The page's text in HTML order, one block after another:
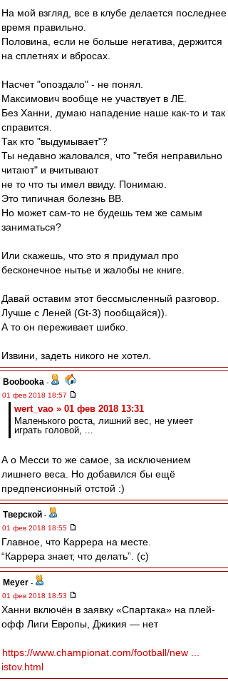
На мой взгляд, все в клубе делается последнее
время правильно.
Половина, если не больше негатива, держится
на сплетнях и вбросах.
Насчет "опоздало" - не понял.
Максимович вообще не участвует в ЛЕ.
Без Ханни, думаю нападение наше как-то и так
справится.
Так кто "выдумывает"?
Ты недавно жаловался, что "тебя неправильно
читают" и вчитывают
не то что ты имел ввиду. Понимаю.
Это типичная болезнь ВВ.
Но может сам-то не будешь тем же самым
заниматься?
Или скажешь, что это я придумал про
бесконечное нытье и жалобы не книге.
Давай оставим этот бессмысленный разговор.
Лучше с Леней (Gt-3) пообщайся)).
А то он переживает шибко.
Извини, задеть никого не хотел.
Boobooka -
01 фев 2018 18:57
wert_vao » 01 фев 2018 13:31
Маленького роста, лишний вес, не умеет
играть головой, ...
А о Месси то же самое, за исключением
лишнего веса. Но добавился бы ещё
предпенсионный отстой :)
Тверской -
01 фев 2018 18:55
Главное, что Каррера на месте.
“Каррера знает, что делать”. (с)
Meyer -
01 фев 2018 18:53
Ханни включён в заявку «Спартака» на плей-
офф Лиги Европы, Джикия — нет
https://www.championat.com/football/new ...
istov.html